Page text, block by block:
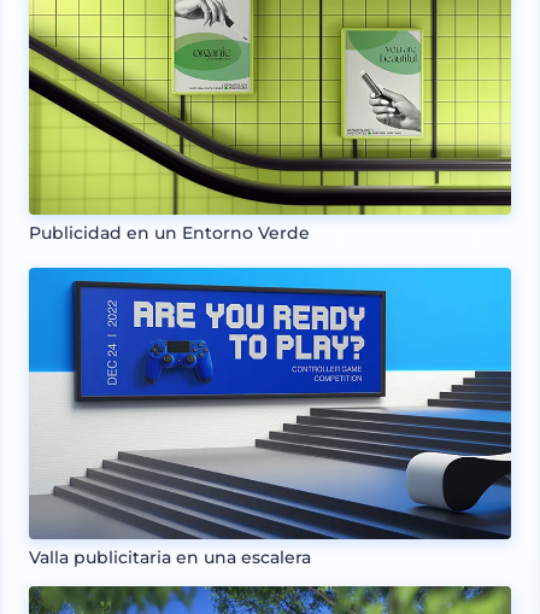
Publicidad en un Entorno Verde
Valla publicitaria en una escalera